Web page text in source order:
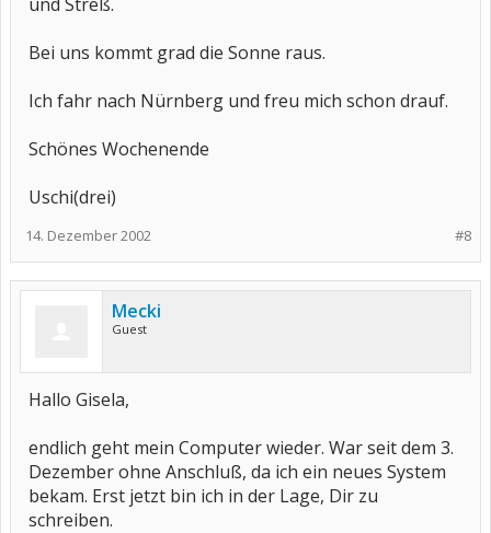
Bei uns kommt grad die Sonne raus.
Ich fahr nach Nürnberg und freu mich schon drauf.
Schönes Wochenende
Uschi(drei)
#8
14. Dezember 2002
Mecki
Guest
Hallo Gisela,
endlich geht mein Computer wieder. War seit dem 3.
Dezember ohne Anschluß, da ich ein neues System
bekam. Erst jetzt bin ich in der Lage, Dir zu
schreiben.